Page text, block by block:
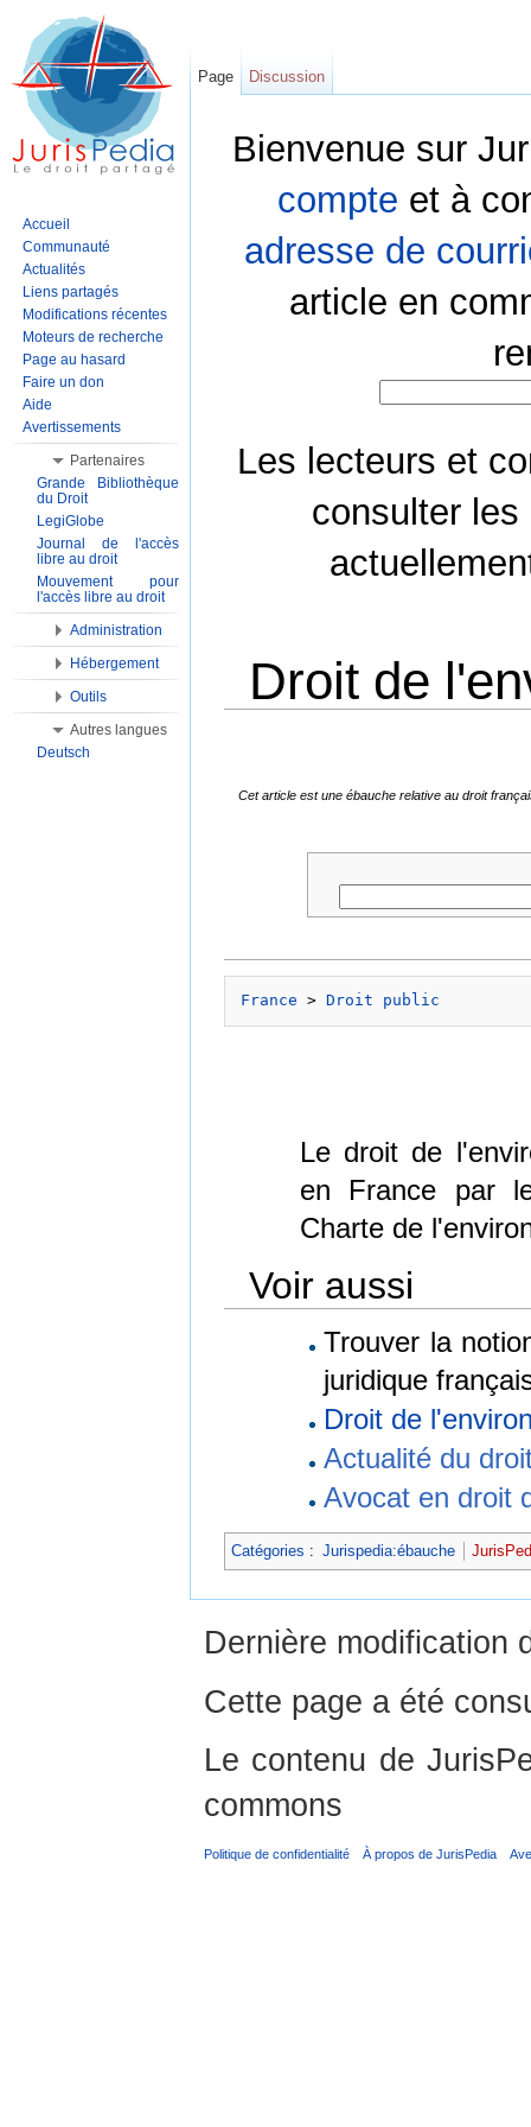
Bienvenue sur
compte et à
adresse de
article en
Les lecteurs et
consulter les
Droit de
Cet article est une ébauche relative au droit
France > Droit public
Le droit de
en France par
Charte de
Voir aussi
Trouver la
juridique
Droit de
Actualité du
Avocat en droit
Catégories : Jurispedia:ébauche
Page Discussion
Accueil
Communauté
Actualités
Liens partagés
Modifications récentes
Moteurs de recherche
Page au hasard
Faire un don
Aide
Avertissements
Partenaires
Grande Bibliothèque
du Droit
LegiGlobe
Journal de l'accès
libre au droit
Mouvement pour
l'accès libre au droit
Administration
Hébergement
Outils
Autres langues
Deutsch
Dernière modification
Cette page a été
Le contenu de
commons
Politique de confidentialité À propos de JurisPedia